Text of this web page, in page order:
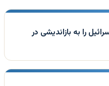
را به بازاندیشی در